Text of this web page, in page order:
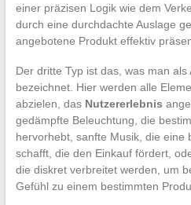
einer präzisen Logik wie dem
durch eine durchdachte Auslage
angebotene Produkt effektiv
Der dritte Typ ist das, was man
bezeichnet. Hier werden alle
abzielen, das Nutzererlebnis
gedämpfte Beleuchtung, die
hervorhebt, sanfte Musik, die eine
schafft, die den Einkauf fördert,
die diskret verbreitet werden, um
Gefühl zu einem bestimmten